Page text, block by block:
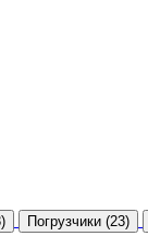
Погрузчики (23)